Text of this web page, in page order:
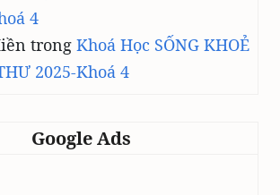
4
trong Khoá Học SỐNG KHOẺ
2025-Khoá 4
Google Ads